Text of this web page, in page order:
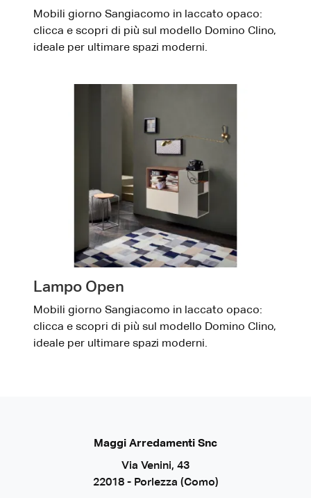
Mobili giorno Sangiacomo in laccato opaco:
clicca e scopri di più sul modello Domino Clino,
ideale per ultimare spazi moderni.
Lampo Open
Mobili giorno Sangiacomo in laccato opaco:
clicca e scopri di più sul modello Domino Clino,
ideale per ultimare spazi moderni.
Maggi Arredamenti Snc
Via Venini, 43
22018 - Porlezza (Como)